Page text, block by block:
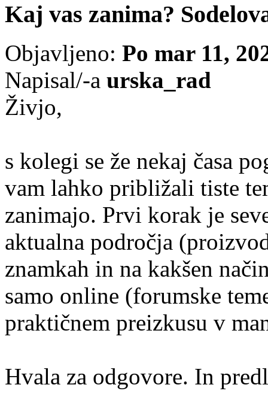
Kaj vas zanima?
Objavljeno: Po mar 11,
Napisal/-a urska_rad
Živjo,
s kolegi se že nekaj časa
vam lahko približali tiste
zanimajo. Prvi korak je
aktualna področja
znamkah in na kakšen
samo online (forumske
praktičnem preizkusu v
Hvala za odgovore. In